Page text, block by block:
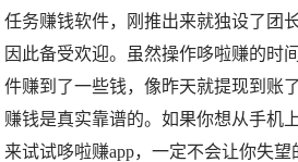
任务赚钱软件，刚推出来就独设了团
因此备受欢迎。虽然操作哆啦赚的时
件赚到了一些钱，像昨天就提现到账
赚钱是真实靠谱的。如果你想从手机
来试试哆啦赚app，一定不会让你失望